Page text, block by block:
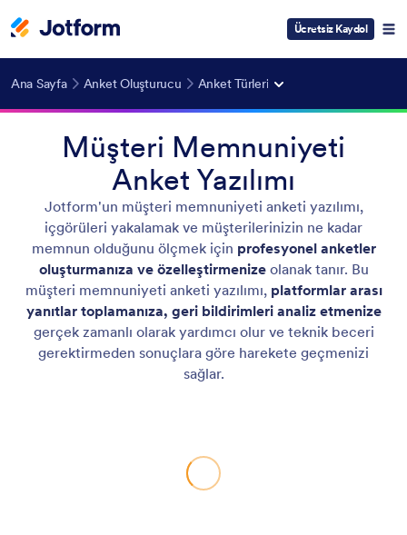
Ücretsiz Kaydol
Ana Sayfa Anket Oluşturucu Anket Türleri
Müşteri Memnuniyeti
Anket Yazılımı
Jotform'un müşteri memnuniyeti anketi yazılımı,
içgörüleri yakalamak ve müşterilerinizin ne kadar
memnun olduğunu ölçmek için profesyonel anketler
oluşturmanıza ve özelleştirmenizeolanak tanır. Bu
müşteri memnuniyeti anketi yazılımı, platformlar arası
yanıtlar toplamanıza, geri bildirimleri analiz etmenize
gerçek zamanlı olarak yardımcı olur ve teknik beceri
gerektirmeden sonuçlara göre harekete geçmenizi
sağlar.